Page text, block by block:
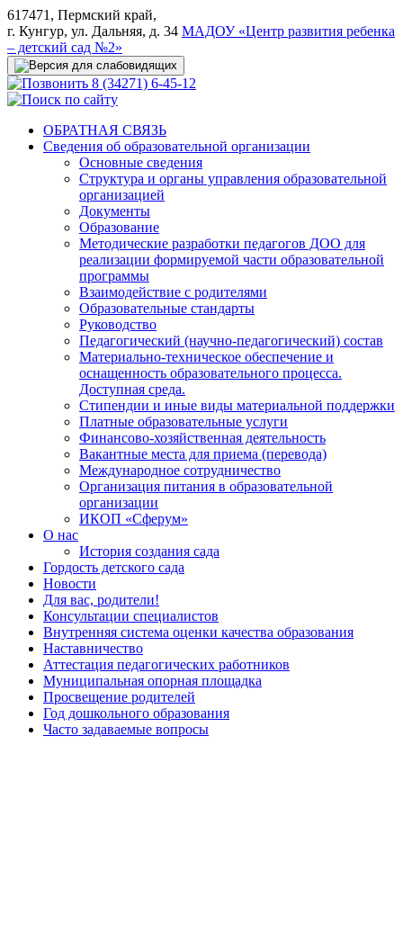
617471, Пермский край,
г. Кунгур, ул. Дальняя, д. 34 МАДОУ «Центр развития ребенка
– детский сад №2»
8 (34271) 6-45-12
ОБРАТНАЯ СВЯЗЬ
Сведения об образовательной организации
Основные сведения
Структура и органы управления образовательной
организацией
Документы
Образование
Методические разработки педагогов ДОО для
реализации формируемой части образовательной
программы
Взаимодействие с родителями
Образовательные стандарты
Руководство
Педагогический (научно-педагогический) состав
Материально-техническое обеспечение и
оснащенность образовательного процесса.
Доступная среда.
Стипендии и иные виды материальной поддержки
Платные образовательные услуги
Финансово-хозяйственная деятельность
Вакантные места для приема (перевода)
Международное сотрудничество
Организация питания в образовательной
организации
ИКОП «Сферум»
О нас
История создания сада
Гордость детского сада
Новости
Для вас, родители!
Консультации специалистов
Внутренняя система оценки качества образования
Наставничество
Аттестация педагогических работников
Муниципальная опорная площадка
Просвещение родителей
Год дошкольного образования
Часто задаваемые вопросы